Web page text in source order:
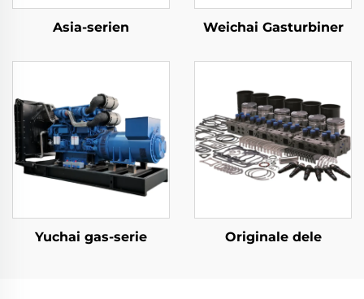
Asia-serien Weichai Gasturbiner
Yuchai gas-serie Originale dele